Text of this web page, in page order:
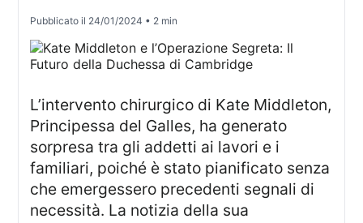
Pubblicato il 24/01/2024 • 2 min
L’intervento chirurgico di Kate Middleton,
Principessa del Galles, ha generato
sorpresa tra gli addetti ai lavori e i
familiari, poiché è stato pianificato senza
che emergessero precedenti segnali di
necessità. La notizia della sua